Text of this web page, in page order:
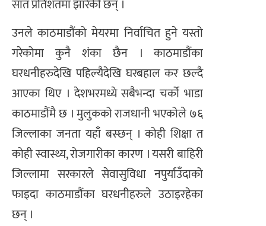
सात प्रतिशतमा झारेकी छन् ।
उनले काठमाडौंको मेयरमा निर्वाचित हुने यस्तो
गरेकोमा कुनै शंका छैन । काठमाडौंका
घरधनीहरुदेखि पहिल्यैदेखि घरबहाल कर छल्दै
आएका थिए । देशभरमध्ये सबैभन्दा चर्को भाडा
काठमाडौंमै छ । मुलुकको राजधानी भएकोले ७६
जिल्लाका जनता यहाँ बस्छन् । कोही शिक्षा त
कोही स्वास्थ्य, रोजगारीका कारण । यसरी बाहिरी
जिल्लामा सरकारले सेवासुविधा नपुर्याउँदाको
फाइदा काठमाडौंका घरधनीहरुले उठाइरहेका
छन् ।